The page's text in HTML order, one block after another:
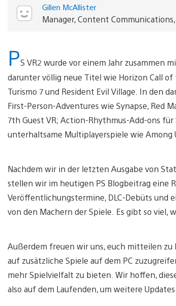
Gillen McAllister
Manager, Content
PS VR2 wurde vor einem Jahr zusammen
darunter völlig neue Titel wie Horizon Call
Turismo 7 und Resident Evil Village. In den
First-Person-Adventures wie Synapse, Red
7th Guest VR; Action-Rhythmus-Add-ons für
unterhaltsame Multiplayerspiele wie Among
Nachdem wir in der letzten Ausgabe von
stellen wir im heutigen PS Blogbeitrag eine
Veröffentlichungstermine, DLC-Debüts und
von den Machern der Spiele. Es gibt so viel,
Außerdem freuen wir uns, euch mitteilen zu
auf zusätzliche Spiele auf dem PC
mehr Spielvielfalt zu bieten. Wir hoffen,
also auf dem Laufenden, um weitere